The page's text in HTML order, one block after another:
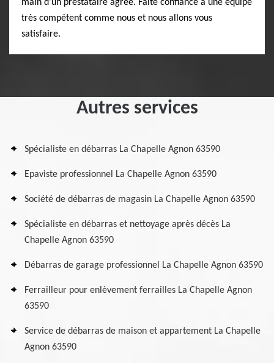
main d’un prestataire agrée. Faite confiance à une équipe
très compétent comme nous et nous allons vous
satisfaire.
Autres services
Spécialiste en débarras La Chapelle Agnon 63590
Epaviste professionnel La Chapelle Agnon 63590
Société de débarras de magasin La Chapelle Agnon 63590
Spécialiste en débarras et nettoyage après décès La
Chapelle Agnon 63590
Débarras de garage professionnel La Chapelle Agnon 63590
Ferrailleur pour enlèvement ferrailles La Chapelle Agnon
63590
Service de débarras de maison et appartement La Chapelle
Agnon 63590